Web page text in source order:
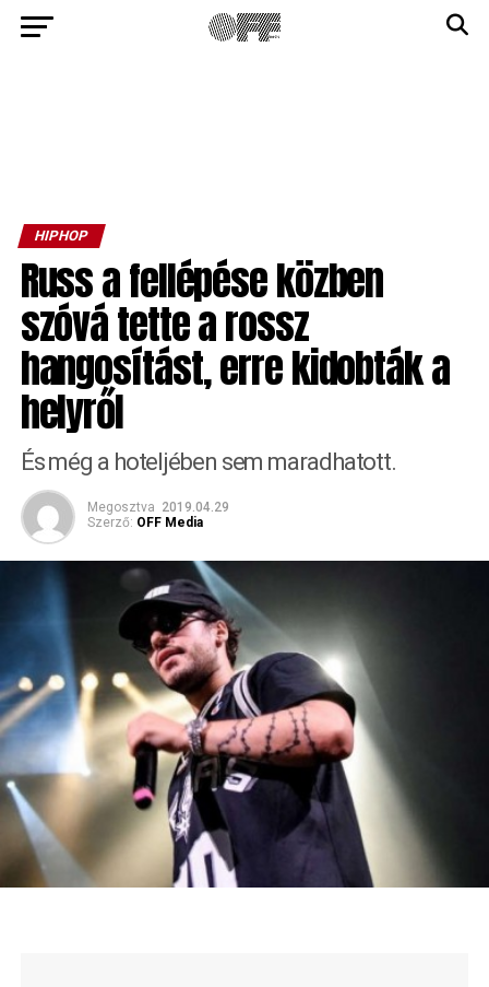
HIPHOP
Russ a fellépése közben
szóvá tette a rossz
hangosítást, erre kidobták a
helyről
És még a hoteljében sem maradhatott.
Megosztva 2019.04.29
Szerző: OFF Media